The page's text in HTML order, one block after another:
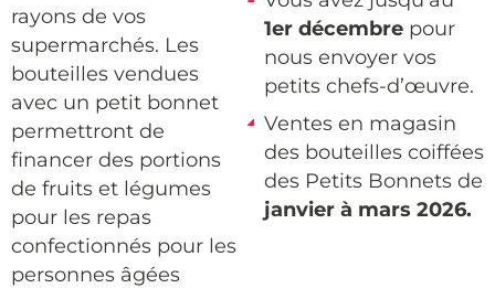
rayons de vos
supermarchés. Les
bouteilles vendues
avec un petit bonnet
permettront de
financer des portions
de fruits et légumes
pour les repas
confectionnés pour les
personnes âgées
1er décembre pour
nous envoyer vos
petits chefs-d’œuvre.
Ventes en magasin
des bouteilles coiffées
des Petits Bonnets de
janvier à mars 2026.